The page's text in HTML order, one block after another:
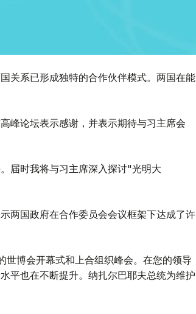
关系已形成独特的合作伙伴模式。两国在能
峰论坛表示感谢，并表示期待与习主席会
届时我将与习主席深入探讨"光明大
两国政府在合作委员会会议框架下达成了许
博会开幕式和上合组织峰会。在您的领导
平也在不断提升。纳扎尔巴耶夫总统为维护